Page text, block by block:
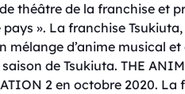
théâtre de la franchise et
». La franchise
mélange d’anime musical
de Tsukiuta. THE
2 en octobre 2020. La